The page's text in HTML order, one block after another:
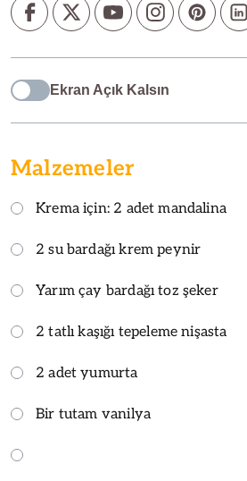
Ekran Açık Kalsın
Malzemeler
Krema için: 2 adet mandalina
2 su bardağı krem peynir
Yarım çay bardağı toz şeker
2 tatlı kaşığı tepeleme nişasta
2 adet yumurta
Bir tutam vanilya